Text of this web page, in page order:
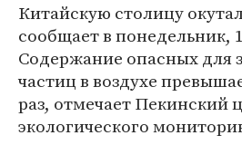
Китайскую столицу
сообщает в понедельник,
Содержание опасных для
частиц в воздухе
раз, отмечает Пекинский
экологического